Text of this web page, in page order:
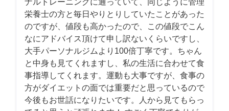
栄養士の方と毎日やりとりしていたことがあった
のですが、値段も高かったので、この値段でこん
なにアドバイス頂けて申し訳ないくらいですし、
大手パーソナルジムより100倍丁寧です。ちゃん
と中身も見てくれますし、私の生活に合わせて食
事指導してくれます。運動も大事ですが、食事の
方がダイエットの面では重要だと思っているので
今後もお世話になりたいです。人から見てもらっ